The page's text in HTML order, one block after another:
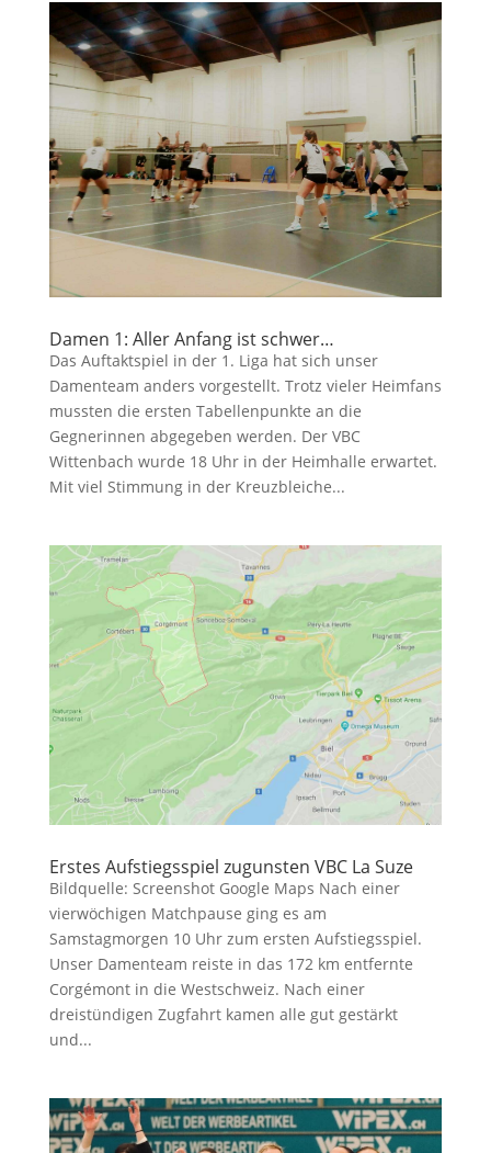
Damen 1: Aller Anfang ist schwer…
Das Auftaktspiel in der 1. Liga hat sich unser
Damenteam anders vorgestellt. Trotz vieler Heimfans
mussten die ersten Tabellenpunkte an die
Gegnerinnen abgegeben werden. Der VBC
Wittenbach wurde 18 Uhr in der Heimhalle erwartet.
Mit viel Stimmung in der Kreuzbleiche...
Erstes Aufstiegsspiel zugunsten VBC La Suze
Bildquelle: Screenshot Google Maps Nach einer
vierwöchigen Matchpause ging es am
Samstagmorgen 10 Uhr zum ersten Aufstiegsspiel.
Unser Damenteam reiste in das 172 km entfernte
Corgémont in die Westschweiz. Nach einer
dreistündigen Zugfahrt kamen alle gut gestärkt
und...